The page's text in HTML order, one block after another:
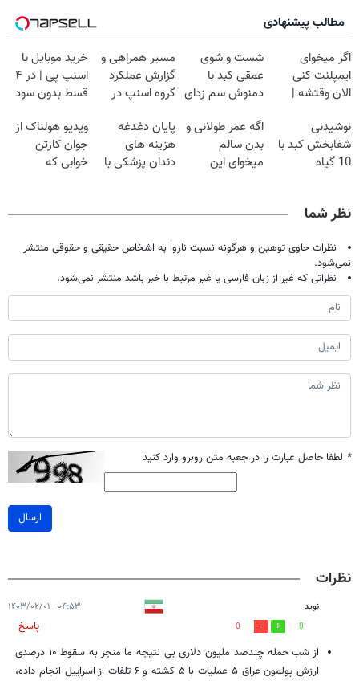
مطالب پیشنهادی
اگر میخوای
ایمپلنت کنی
الان وقتشه |
میلیون تومان!!!
شست و شوی
عمقی کبد با
دمنوش سم زدای
مسیر همراهی و
گزارش عملکرد
گروه اسنپ در
خرید موبایل با
اسنپ پی | در ۴
قسط بدون سود
نوشیدنی
شفابخش کبد با
10 گیاه
اگه عمر طولانی و
بدن سالم
میخوای این
پایان دغدغه
هزینه های
دندان پزشکی با
ویدیو هولناک از
جوان کارتن
خوابی که
نظر شما
نظرات حاوی توهین و هرگونه نسبت ناروا به اشخاص حقیقی و حقوقی منتشر
نمی‌شود.
نظراتی که غیر از زبان فارسی یا غیر مرتبط با خبر باشد منتشر نمی‌شود.
* لطفا حاصل عبارت را در جعبه متن روبرو وارد کنید
ارسال
نظرات
نوید ۰۴:۵۳ - ۱۴۰۳/۰۲/۰۱
0
0
پاسخ
از شب حمله چندصد ملیون دلاری بی نتیجه ما منجر به سقوط ۱۰ درصدی
ارزش پولمون عراق ۵ عملیات با ۵ کشته و ۶ تلفات از اسراییل انجام داده،